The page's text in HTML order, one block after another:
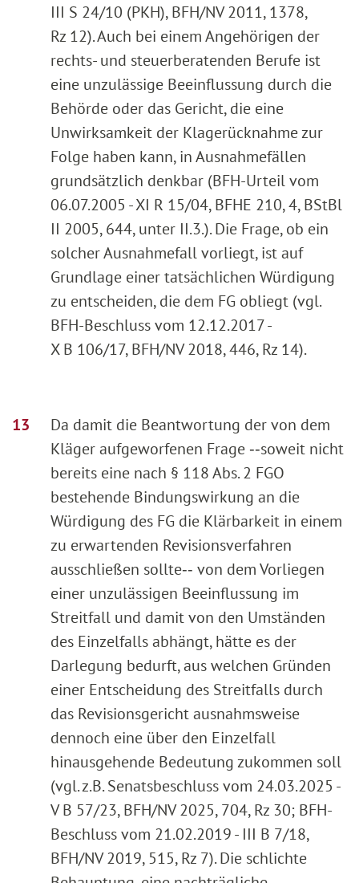
III S 24/10 (PKH), BFH/NV 2011, 1378,
Rz 12). Auch bei einem Angehörigen der
rechts- und steuerberatenden Berufe ist
eine unzulässige Beeinflussung durch die
Behörde oder das Gericht, die eine
Unwirksamkeit der Klagerücknahme zur
Folge haben kann, in Ausnahmefällen
grundsätzlich denkbar (BFH-Urteil vom
06.07.2005 - XI R 15/04, BFHE 210, 4, BStBl
II 2005, 644, unter II.3.). Die Frage, ob ein
solcher Ausnahmefall vorliegt, ist auf
Grundlage einer tatsächlichen Würdigung
zu entscheiden, die dem FG obliegt (vgl.
BFH-Beschluss vom 12.12.2017 -
X B 106/17, BFH/NV 2018, 446, Rz 14).
Da damit die Beantwortung der von dem
Kläger aufgeworfenen Frage ‑‑soweit nicht
bereits eine nach § 118 Abs. 2 FGO
bestehende Bindungswirkung an die
Würdigung des FG die Klärbarkeit in einem
zu erwartenden Revisionsverfahren
ausschließen sollte‑‑ von dem Vorliegen
einer unzulässigen Beeinflussung im
Streitfall und damit von den Umständen
des Einzelfalls abhängt, hätte es der
Darlegung bedurft, aus welchen Gründen
einer Entscheidung des Streitfalls durch
das Revisionsgericht ausnahmsweise
dennoch eine über den Einzelfall
hinausgehende Bedeutung zukommen soll
(vgl. z.B. Senatsbeschluss vom 24.03.2025 -
V B 57/23, BFH/NV 2025, 704, Rz 30; BFH-
Beschluss vom 21.02.2019 - III B 7/18,
BFH/NV 2019, 515, Rz 7). Die schlichte